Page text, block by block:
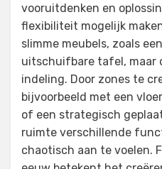
vooruitdenken en
flexibiliteit mogelijk
slimme meubels, zoals
uitschuifbare tafel, maar
indeling. Door zones te
bijvoorbeeld met een
of een strategisch
ruimte verschillende
chaotisch aan te voelen.